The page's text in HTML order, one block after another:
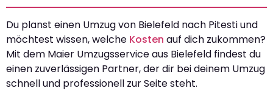
Du planst einen Umzug von Bielefeld nach Pitesti und
möchtest wissen, welche Kosten auf dich zukommen?
Mit dem Maier Umzugsservice aus Bielefeld findest du
einen zuverlässigen Partner, der dir bei deinem Umzug
schnell und professionell zur Seite steht.